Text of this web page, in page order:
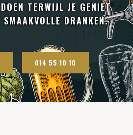
TERWIJL JE GENIET
SMAAKVOLLE DRANKEN.
014 55 10 10